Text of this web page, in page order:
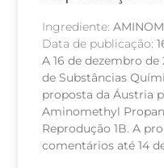
Ingrediente:
Data de publicação:
A 16 de dezembro
de Substâncias
proposta da Áustria
Aminomethyl
Reprodução 1B. A
comentários até 14